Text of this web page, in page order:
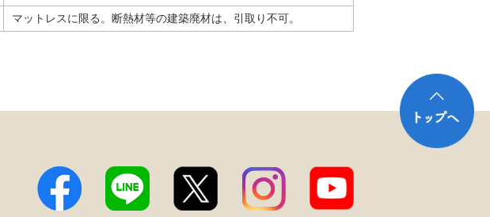
マットレスに限る。断熱材等の建築廃材は、引取り不可。